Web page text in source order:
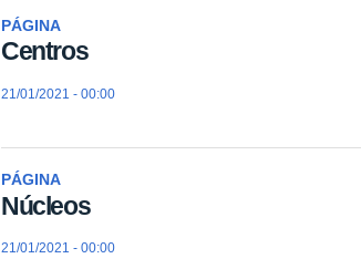
PÁGINA
Centros
21/01/2021 - 00:00
PÁGINA
Núcleos
21/01/2021 - 00:00